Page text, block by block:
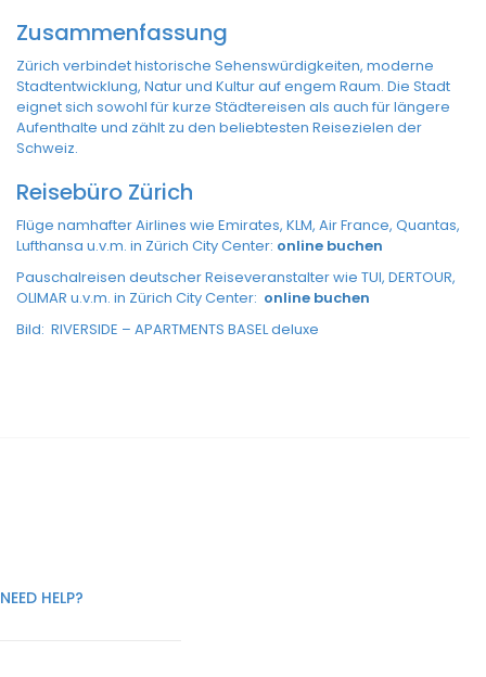
Zusammenfassung
Zürich verbindet historische Sehenswürdigkeiten, moderne
Stadtentwicklung, Natur und Kultur auf engem Raum. Die Stadt
eignet sich sowohl für kurze Städtereisen als auch für längere
Aufenthalte und zählt zu den beliebtesten Reisezielen der
Schweiz.
Reisebüro Zürich
Flüge namhafter Airlines wie Emirates, KLM, Air France, Quantas,
Lufthansa u.v.m. in Zürich City Center: online buchen
Pauschalreisen deutscher Reiseveranstalter wie TUI, DERTOUR,
OLIMAR u.v.m. in Zürich City Center: online buchen
Bild: RIVERSIDE – APARTMENTS BASEL deluxe
NEED HELP?